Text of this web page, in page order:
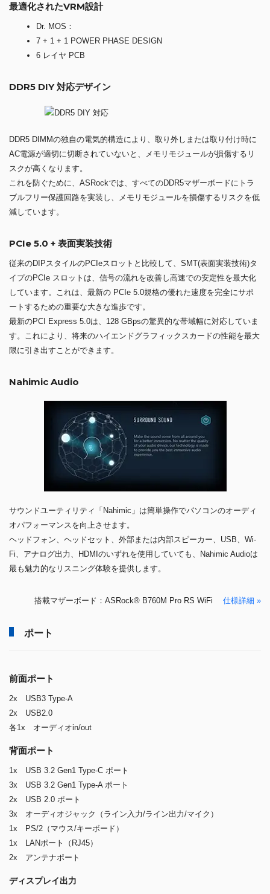
最適化されたVRM設計
Dr. MOS：
7 + 1 + 1 POWER PHASE DESIGN
6 レイヤ PCB
DDR5 DIY 対応デザイン
DDR5 DIMMの独自の電気的構造により、取り外しまたは取り付け時に
AC電源が適切に切断されていないと、メモリモジュールが損傷するリ
スクが高くなります。
これを防ぐために、ASRockでは、すべてのDDR5マザーボードにトラ
ブルフリー保護回路を実装し、メモリモジュールを損傷するリスクを低
減しています。
PCIe 5.0 + 表面実装技術
従来のDIPスタイルのPCIeスロットと比較して、SMT(表面実装技術)タ
イプのPCIe スロットは、信号の流れを改善し高速での安定性を最大化
しています。これは、最新の PCIe 5.0規格の優れた速度を完全にサポ
ートするための重要な大きな進歩です。
最新のPCI Express 5.0は、128 GBpsの驚異的な帯域幅に対応していま
す。これにより、将来のハイエンドグラフィックスカードの性能を最大
限に引き出すことができます。
Nahimic Audio
サウンドユーティリティ「Nahimic」は簡単操作でパソコンのオーディ
オパフォーマンスを向上させます。
ヘッドフォン、ヘッドセット、外部または内部スピーカー、USB、Wi-
Fi、アナログ出力、HDMIのいずれを使用していても、Nahimic Audioは
最も魅力的なリスニング体験を提供します。
搭載マザーボード：ASRock® B760M Pro RS WiFi 仕様詳細 »
ポート
前面ポート
2x USB3 Type-A
2x USB2.0
各1x オーディオin/out
背面ポート
1x USB 3.2 Gen1 Type-C ポート
3x USB 3.2 Gen1 Type-A ポート
2x USB 2.0 ポート
3x オーディオジャック（ライン入力/ライン出力/マイク）
1x PS/2（マウス/キーボード）
1x LANポート（RJ45）
2x アンテナポート
ディスプレイ出力